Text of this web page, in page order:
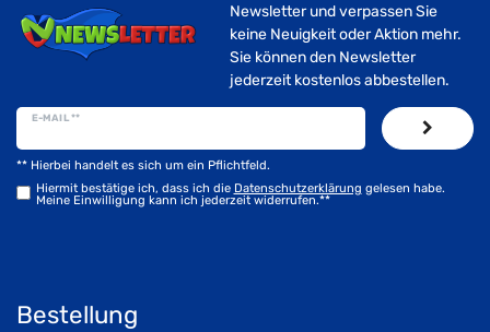
Newsletter und verpassen Sie
keine Neuigkeit oder Aktion mehr.
Sie können den Newsletter
jederzeit kostenlos abbestellen.
E-MAIL **
Hiermit bestätige ich, dass ich die Daten­schutz­erklärung gelesen habe.
Meine Einwilligung kann ich jederzeit widerrufen.**
** Hierbei handelt es sich um ein Pflichtfeld.
Bestellung